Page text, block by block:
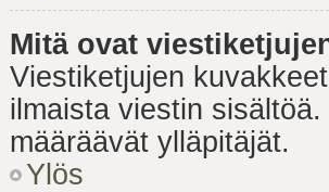
Mitä ovat
Viestiketjujen
ilmaista viestin
määräävät ylläpitäjät.
Ylös